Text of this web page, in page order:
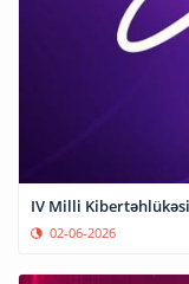
IV Milli
02-06-2026